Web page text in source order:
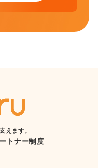
えます。
トナー制度